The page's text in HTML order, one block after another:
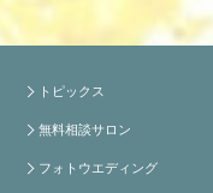
トピックス
無料相談サロン
フォトウエディング